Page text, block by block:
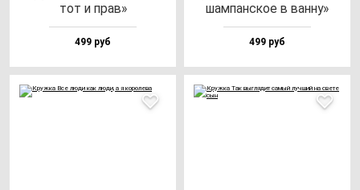
тот и прав»
499 руб
шам­пан­ское в ван­ну»
499 руб